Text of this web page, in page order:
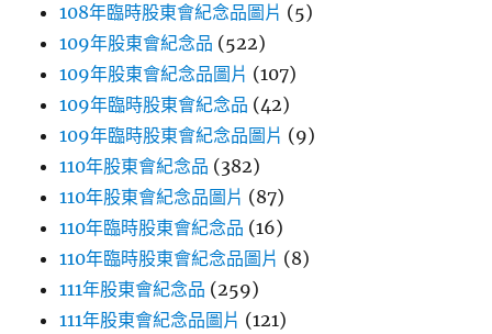
108年臨時股東會紀念品圖片 (5)
109年股東會紀念品 (522)
109年股東會紀念品圖片 (107)
109年臨時股東會紀念品 (42)
109年臨時股東會紀念品圖片 (9)
110年股東會紀念品 (382)
110年股東會紀念品圖片 (87)
110年臨時股東會紀念品 (16)
110年臨時股東會紀念品圖片 (8)
111年股東會紀念品 (259)
111年股東會紀念品圖片 (121)